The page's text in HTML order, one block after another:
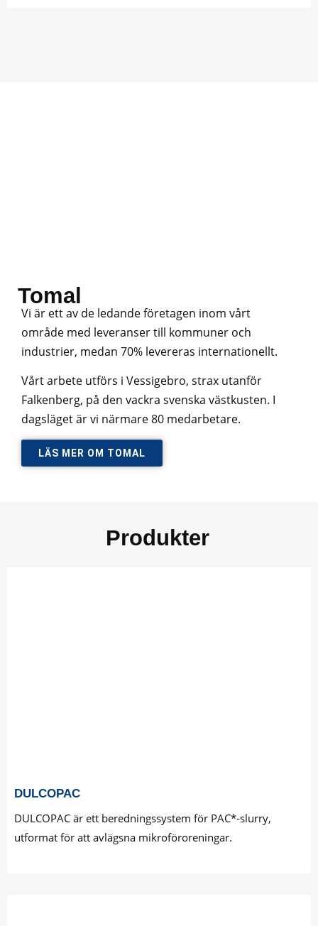
Tomal
Vi är ett av de ledande företagen inom vårt
område med leveranser till kommuner och
industrier, medan 70% levereras internationellt.
Vårt arbete utförs i Vessigebro, strax utanför
Falkenberg, på den vackra svenska västkusten. I
dagsläget är vi närmare 80 medarbetare.
LÄS MER OM TOMAL
Produkter
DULCOPAC
DULCOPAC är ett beredningssystem för PAC*-slurry,
utformat för att avlägsna mikroföroreningar.